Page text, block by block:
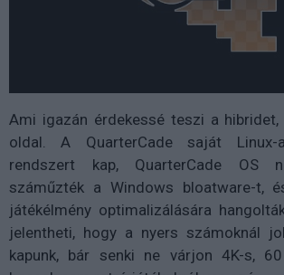
Ami igazán érdekessé teszi a
oldal. A QuarterCade saját Linux-
rendszert kap, QuarterCade OS
száműzték a Windows bloatware-t,
játékélmény optimalizálására
jelentheti, hogy a nyers számoknál
kapunk, bár senki ne várjon 4K-s,